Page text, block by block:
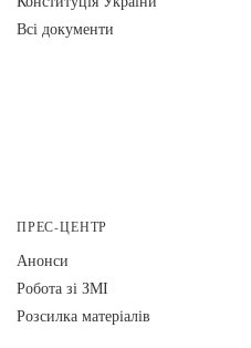
Всі документи
ПРЕС-ЦЕНТР
Анонси
Робота зі ЗМІ
Розсилка матеріалів